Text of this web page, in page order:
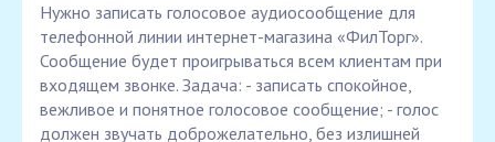
Нужно записать голосовое аудиосообщение для
телефонной линии интернет-магазина «ФилТорг».
Сообщение будет проигрываться всем клиентам при
входящем звонке. Задача: - записать спокойное,
вежливое и понятное голосовое сообщение; - голос
должен звучать доброжелательно, без излишней